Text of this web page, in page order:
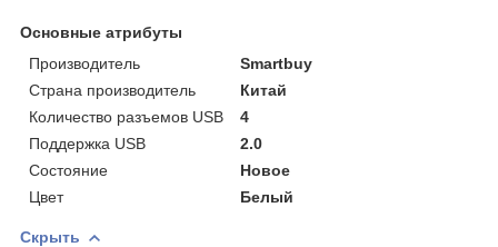
Основные атрибуты
Производитель
Smartbuy
Страна производитель
Китай
Количество разъемов USB
4
Поддержка USB
2.0
Состояние
Новое
Цвет
Белый
Скрыть